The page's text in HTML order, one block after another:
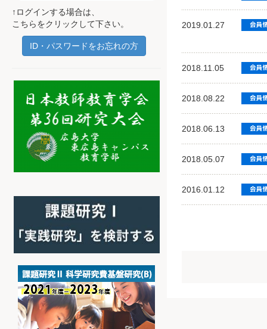
2019.01.27
2018.11.05
2018.08.22
2018.06.13
2018.05.07
2016.01.12
↑ログインする場合は、
こちらをクリックして下さい。
ID・パスワードをお忘れの方